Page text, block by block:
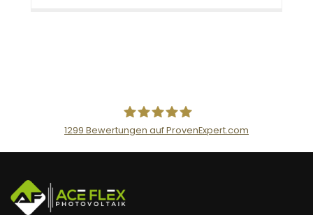
AceFlex GmbH
1299 Bewertungen auf ProvenExpert.com